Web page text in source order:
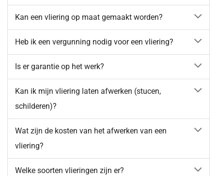
Kan een vliering op maat gemaakt worden?
Heb ik een vergunning nodig voor een vliering?
Is er garantie op het werk?
Kan ik mijn vliering laten afwerken (stucen,
schilderen)?
Wat zijn de kosten van het afwerken van een
vliering?
Welke soorten vlieringen zijn er?